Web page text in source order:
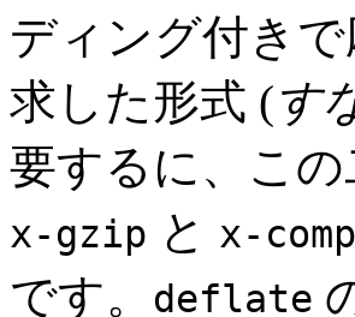
ディング付き
求した形式 (す
要するに、こ
x-gzip と x-
です。
deflate